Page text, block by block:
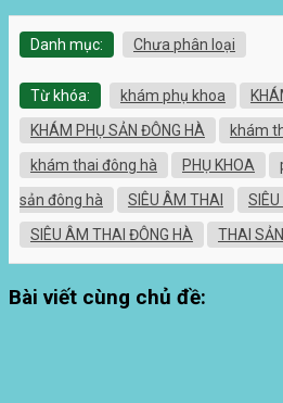
Danh mục: Chưa phân loại
Từ khóa: khám phụ khoa
KHÁM PHỤ SẢN ĐÔNG HÀ
khám
khám thai đông hà
PHỤ KHOA
sản đông hà
SIÊU ÂM THAI
SIÊU ÂM THAI ĐÔNG HÀ
THAI SẢN
Bài viết cùng chủ đề: